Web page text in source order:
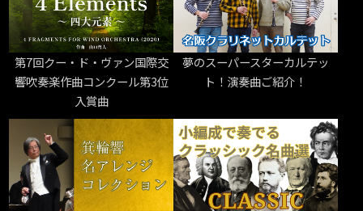
第7回クー・ド・ヴァン国際交
響吹奏楽作曲コンクール第3位
入賞曲
夢のスーパースターカルテッ
ト！演奏曲ご紹介！